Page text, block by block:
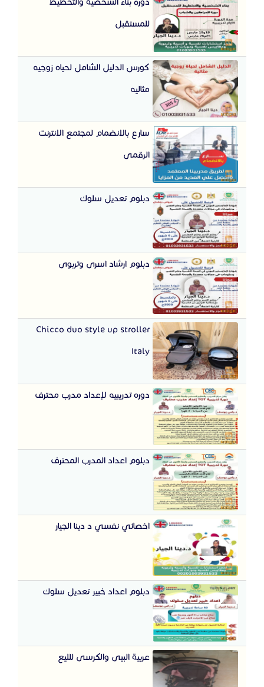
للمستقبل
كورس الدليل الشامل لحياه زوجيه
مثاليه
سارع بالانضمام لمجتمع الانترنت
الرقمى
دبلوم تعديل سلوك
دبلوم ارشاد اسرى وتربوى
Chicco duo style up stroller
Italy
دوره تدريبيه لإعداد مدرب محترف
دبلوم اعداد المدرب المحترف
اخصائي نفسي د دينا الجيار
دبلوم اعداد خبير تعديل سلوك
عربية البيى والكرسى للليع